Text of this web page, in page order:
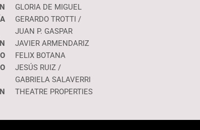
GLORIA DE MIGUEL
GERARDO TROTTI /
JUAN P. GASPAR
JAVIER ARMENDARIZ
FELIX BOTANA
JESÚS RUIZ /
GABRIELA SALAVERRI
THEATRE PROPERTIES